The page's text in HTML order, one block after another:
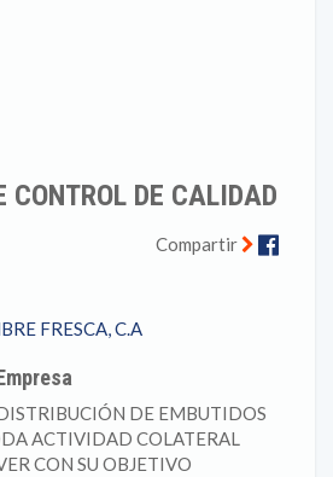
DE CALIDAD
Compartir
FRESCA, C.A
DE EMBUTIDOS
ACTIVIDAD COLATERAL
CON SU OBJETIVO